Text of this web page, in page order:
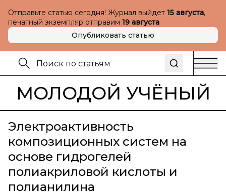
Отправьте статью сегодня! Журнал выйдет 15 августа,
печатный экземпляр отправим 19 августа
Опубликовать статью
МОЛОДОЙ УЧЁНЫЙ
Электроактивность
композиционных систем на
основе гидрогелей
полиакриловой кислоты и
полианилина